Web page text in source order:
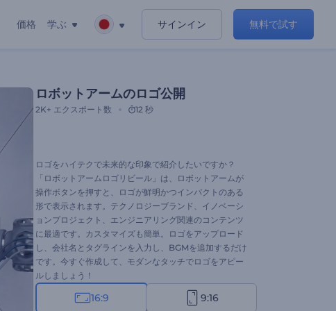
価格 学ぶ サインイン 無料で試す
ロボットアームのロゴ公開
2K+ エクスポート数 12 秒
ロゴをハイテクで未来的な印象で紹介したいですか？
「ロボットアームロゴリビール」は、ロボットアームが
操作ボタンを押すと、ロゴが鮮明かつインパクトのある
形で表示されます。テクノロジーブランド、イノベーシ
ョンプロジェクト、エンジニアリング関連のコンテンツ
に最適です。カスタマイズも簡単。ロゴをアップロード
し、会社名とタグラインを入力し、BGMを追加するだけ
です。今すぐ作成して、モダンなタッチでロゴをアピー
ルしましょう！
16:9 9:16